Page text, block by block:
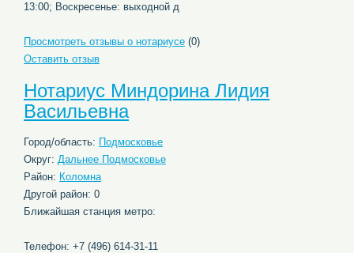
13:00; Воскресенье: выходной д
Просмотреть отзывы о нотариусе (0)
Оставить отзыв
Нотариус Миндорина Лидия
Васильевна
Город/область: Подмосковье
Округ: Дальнее Подмосковье
Район: Коломна
Другой район: 0
Ближайшая станция метро:
Телефон: +7 (496) 614-31-11